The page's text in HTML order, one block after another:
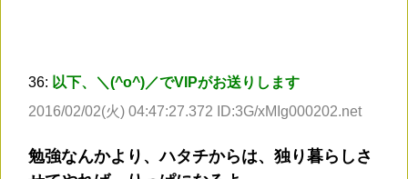
36: 以下、＼(^o^)／でVIPがお送りします
2016/02/02(火) 04:47:27.372 ID:3G/xMIg000202.net
勉強なんかより、ハタチからは、独り暮らしさ